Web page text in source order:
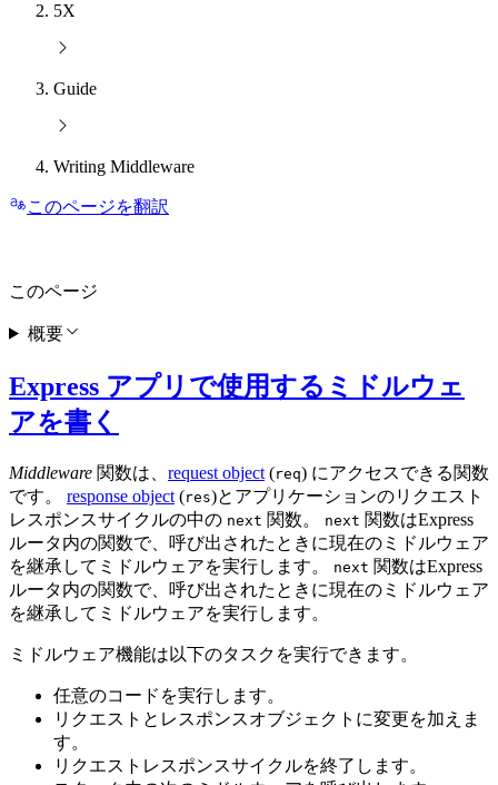
5X
Guide
Writing Middleware
このページを翻訳
Express アプリで使用するミドルウェ
アを書く
Middleware 関数は、 request object (req) にアクセスできる関数
です。 response object (res)とアプリケーションのリクエスト
レスポンスサイクルの中の next 関数。 next 関数はExpress
ルータ内の関数で、呼び出されたときに現在のミドルウェア
を継承してミドルウェアを実行します。
next 関数はExpress
ルータ内の関数で、呼び出されたときに現在のミドルウェア
を継承してミドルウェアを実行します。
ミドルウェア機能は以下のタスクを実行できます。
任意のコードを実行します。
リクエストとレスポンスオブジェクトに変更を加えま
す。
リクエストレスポンスサイクルを終了します。
このページ
概要